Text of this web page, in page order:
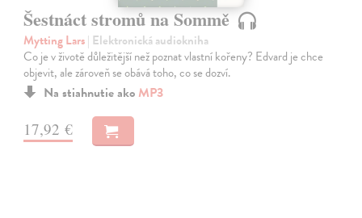
Šestnáct stromů na Sommě
Mytting Lars| Elektronická audiokniha
Co je v životě důležitější než poznat vlastní kořeny? Edvard je chce
objevit, ale zároveň se obává toho, co se dozví.
Na stiahnutie ako MP3
17,92 €